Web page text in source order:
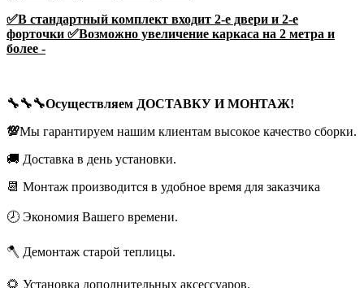
✅В стандартный комплект входит 2-е двери и 2-е
форточки ✅Возможно увеличение каркаса на 2 метра и
более -
🔧🔧🔧Осуществляем ДОСТАВКУ И МОНТАЖ!
💯Мы гарантируем нашим клиентам высокое качество сборки.
🚚 Доставка в день установки.
📆 Монтаж производится в удобное время для заказчика
🕗 Экономия Вашего времени.
🪓 Демонтаж старой теплицы.
🌻 Установка дополнительных аксессуаров.